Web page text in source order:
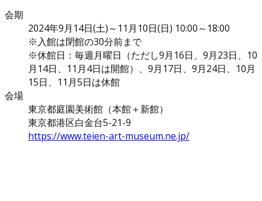
会期
2024年9月14日(土)～11月10日(日) 10:00～18:00
※入館は閉館の30分前まで
※休館日：毎週月曜日（ただし9月16日、9月23日、10
月14日、11月4日は開館）、9月17日、9月24日、10月
15日、11月5日は休館
会場
東京都庭園美術館（本館＋新館）
東京都港区白金台5-21-9
https://www.teien-art-museum.ne.jp/